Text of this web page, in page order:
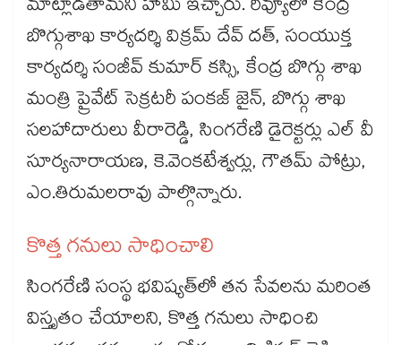
మాట్లాడతామని హామీ ఇచ్చారు. రివ్యూలో కేంద్ర
బొగ్గుశాఖ కార్యదర్శి విక్రమ్ దేవ్ దత్, సంయుక్త
కార్యదర్శి సంజీవ్ కుమార్ కస్సి, కేంద్ర బొగ్గు శాఖ
మంత్రి ప్రైవేట్ సెక్రటరీ పంకజ్ జైన్, బొగ్గు శాఖ
సలహాదారులు వీరారెడ్డి, సింగరేణి డైరెక్టర్లు ఎల్ వీ
సూర్యనారాయణ, కె.వెంకటేశ్వర్లు, గౌతమ్ పోట్రు,
ఎం.తిరుమలరావు పాల్గొన్నారు.
కొత్త గనులు సాధించాలి
సింగరేణి సంస్థ భవిష్యత్‌‌లో తన సేవలను మరింత
విస్తృతం చేయాలని, కొత్త గనులు సాధించి